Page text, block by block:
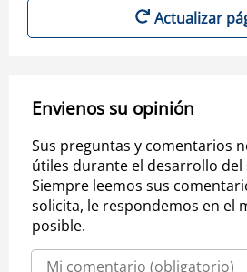
Actualizar
Envienos su opinión
Sus preguntas y comentarios
útiles durante el desarrollo del
Siempre leemos sus
solicita, le respondemos en el
posible.